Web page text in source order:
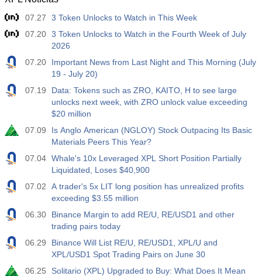
12:30
Ganho Médio por Hora Trabalhada (Anual)
Atu.
Projeç.
3.5%
Prév.
3.5%
12:30
Relatório de Emprego - Payroll - Privado
Atu.
USD
Taxa de Desemprego U6
Atu.
Projeç.
7.9%
Prév.
17:00
USD
Contagem de Sondas Baker Hughes
Atu.
Projeç.
17:00
USD
Contagem Total de Sondas dos EUA por Baker
Hughes
Atu.
Projeç.
Prév.
588
07.27
3 Token Unlocks to Watch in This Week
07.20 3 Token Unlocks to Watch in the Fourth Week of July
2026
07.20
Important News from Last Night and This Morning (July
19 - July 20)
07.19
Data: Tokens such as ZRO, KAITO, H to see large
unlocks next week, with ZRO unlock value exceeding
$20 million
07.09
Is Anglo American (NGLOY) Stock Outpacing Its Basic
Materials Peers This Year?
07.04 Whale's 10x Leveraged XPL Short Position Partially
Liquidated, Loses $40,900
07.02
A trader's 5x LIT long position has unrealized profits
exceeding $3.55 million
06.30
Binance Margin to add RE/U, RE/USD1 and other
trading pairs today
06.29
Binance Will List RE/U, RE/USD1, XPL/U and
XPL/USD1 Spot Trading Pairs on June 30
06.25
Solitario (XPL) Upgraded to Buy: What Does It Mean